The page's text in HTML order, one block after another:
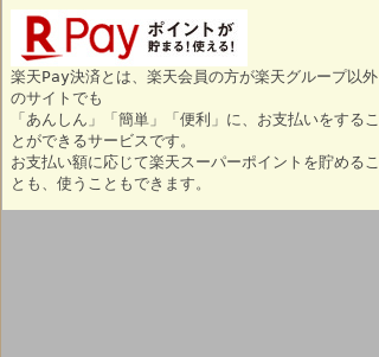
楽天Pay決済とは、楽天会員の方が楽天グループ以外
のサイトでも
「あんしん」「簡単」「便利」に、お支払いをするこ
とができるサービスです。
お支払い額に応じて楽天スーパーポイントを貯めるこ
とも、使うこともできます。